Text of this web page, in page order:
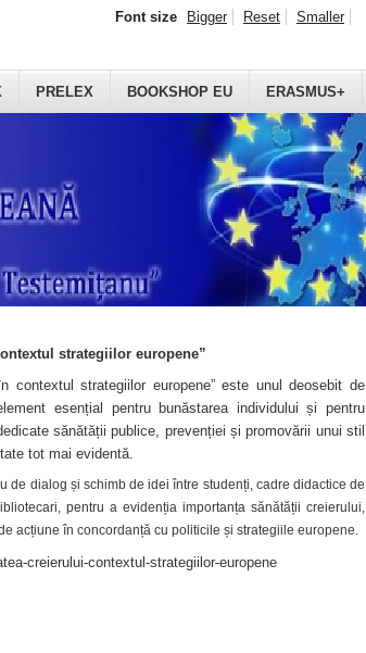
PRELEX BOOKSHOP EU ERASMUS+
Font size Bigger Reset Smaller
strategiilor europene”
contextul strategiilor europene” este unul deosebit de
esențial pentru bunăstarea individului și pentru
sănătății publice, prevenției și promovării unui stil
tot mai evidentă.
de dialog și schimb de idei între studenți, cadre didactice de
pentru a evidenția importanța sănătății creierului,
acțiune în concordanță cu politicile și strategiile europene.
creierului-contextul-strategiilor-europene